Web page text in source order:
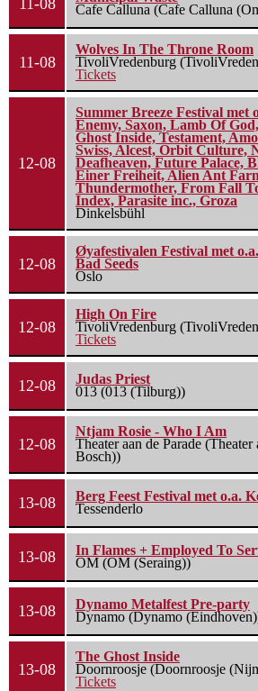
11-08
Cafe Calluna (Cafe Calluna
11-08
Wolves In The Throne Room
TivoliVredenburg
Tickets
12-08
Summer Breeze Festival met
Enemy, Saxon, Lamb Of
Ghost Inside, Testament,
Swiss, Alcest, Orbit Culture,
Deafheaven, Future Palace,
Einer Freiheit, Alien Ant
Thundermother, From Fall
Index, Parasite inc., Groza
Dinkelsbühl
12-08
Øyafestivalen Festival met
Bad Seeds
Oslo
12-08
High On Fire
TivoliVredenburg
Tickets
12-08
Judas Priest
013 (013 (Tilburg))
12-08
Ntjam Rosie - Who I Am
Theater aan de Parade (Theater
Bosch))
13-08
Berg Feest Festival met o.a.
Tessenderlo
13-08
In Flames + Employed To
OM (OM (Seraing))
13-08
Dynamo Metalfest Pre-party
Dynamo (Dynamo
13-08
The Ghost Inside
Doornroosje (Doornroosje
Tickets